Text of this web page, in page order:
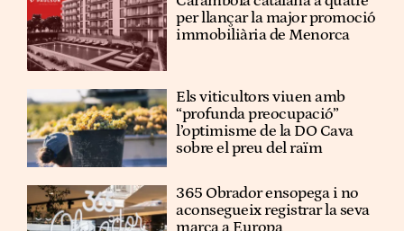
per llançar la major promoció
immobiliària de Menorca
Els viticultors viuen amb
“profunda preocupació”
l’optimisme de la DO Cava
sobre el preu del raïm
365 Obrador ensopega i no
aconsegueix registrar la seva